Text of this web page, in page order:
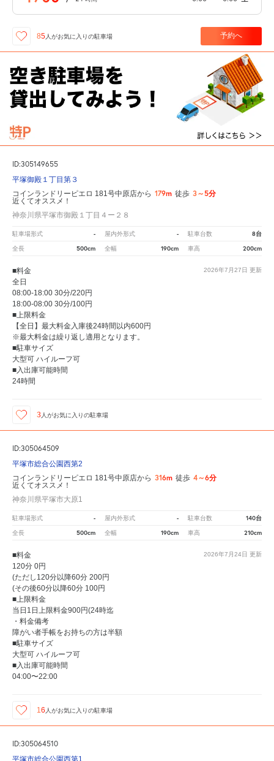
85 人がお気に入りの駐車場 予約へ
ID:305149655
平塚御殿１丁目第３
コインランドリーピエロ 181号中原店から 179m 徒歩 3～5分
近くてオススメ！
神奈川県平塚市御殿１丁目４ー２８
駐車場形式 - 屋内外形式 - 駐車台数 8台
全長 500cm 全幅 190cm 車高 200cm
2026年7月27日 更新
■料金
全日
08:00-18:00 30分/220円
18:00-08:00 30分/100円
■上限料金
【全日】最大料金入庫後24時間以内600円
※最大料金は繰り返し適用となります。
■駐車サイズ
大型可 ハイルーフ可
■入出庫可能時間
24時間
3人がお気に入りの駐車場
ID:305064509
平塚市総合公園西第2
コインランドリーピエロ 181号中原店から 316m 徒歩 4～6分
近くてオススメ！
神奈川県平塚市大原1
駐車場形式 - 屋内外形式 - 駐車台数 140台
全長 500cm 全幅 190cm 車高 210cm
2026年7月24日 更新
■料金
120分 0円
(ただし120分以降60分 200円
(その後60分以降60分 100円
■上限料金
当日1日上限料金900円(24時迄
・料金備考
障がい者手帳をお持ちの方は半額
■駐車サイズ
大型可 ハイルーフ可
■入出庫可能時間
04:00〜22:00
16 人がお気に入りの駐車場
ID:305064510